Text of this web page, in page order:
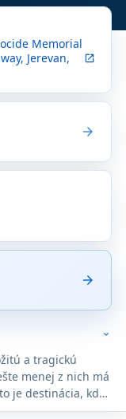
Memorial
Jerevan,
open_in_new
arrow_forward
arrow_forward
a tragickú
menej z nich má
je destinácia, kde
krajina a
expand_more